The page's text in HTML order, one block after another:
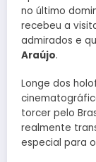
no último
recebeu a
admirados e
Araújo.
Longe dos
torcer pelo
realmente
especial para